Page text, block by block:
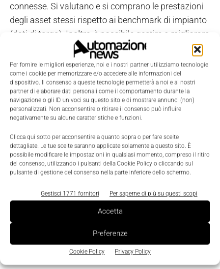
Per fornire le migliori esperienze, noi e i nostri partner utilizziamo tecnologie
come i cookie per memorizzare e/o accedere alle informazioni del
dispositivo. Il consenso a queste tecnologie permetterà a noi e ai nostri
partner di elaborare dati personali come il comportamento durante la
navigazione o gli ID univoci su questo sito e di mostrare annunci (non)
personalizzati. Non acconsentire o ritirare il consenso può influire
negativamente su alcune caratteristiche e funzioni.
Clicca qui sotto per acconsentire a quanto sopra o per fare scelte
dettagliate. Le tue scelte saranno applicate solamente a questo sito. È
possibile modificare le impostazioni in qualsiasi momento, compreso il ritiro
del consenso, utilizzando i pulsanti della Cookie Policy o cliccando sul
pulsante di gestione del consenso nella parte inferiore dello schermo.
Gestisci 1771 fornitori Per saperne di più su questi scopi
Accetta
Preferenze
Cookie Policy Privacy Policy
connesse. Si valutano e si comprano le prestazioni
degli asset stessi rispetto ai benchmark di impianto
(dati di targa). Inoltre, è possibile gestire e migliorare
la collaborazione, incrementare il rendimento e
aumentare le performance degli impianti.
L’integrazione della soluzione Digital Twin
brevettata Apollo con Aveva Insight sosterrà la
creazione di una soluzione di Analytics di nuova
potranno ottimizzare i loro asset, aumentare il
rendimento e migliorare le performance degli
impianti.